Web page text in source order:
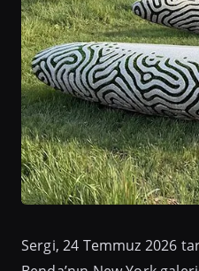
Sergi, 24 Temmuz 2026